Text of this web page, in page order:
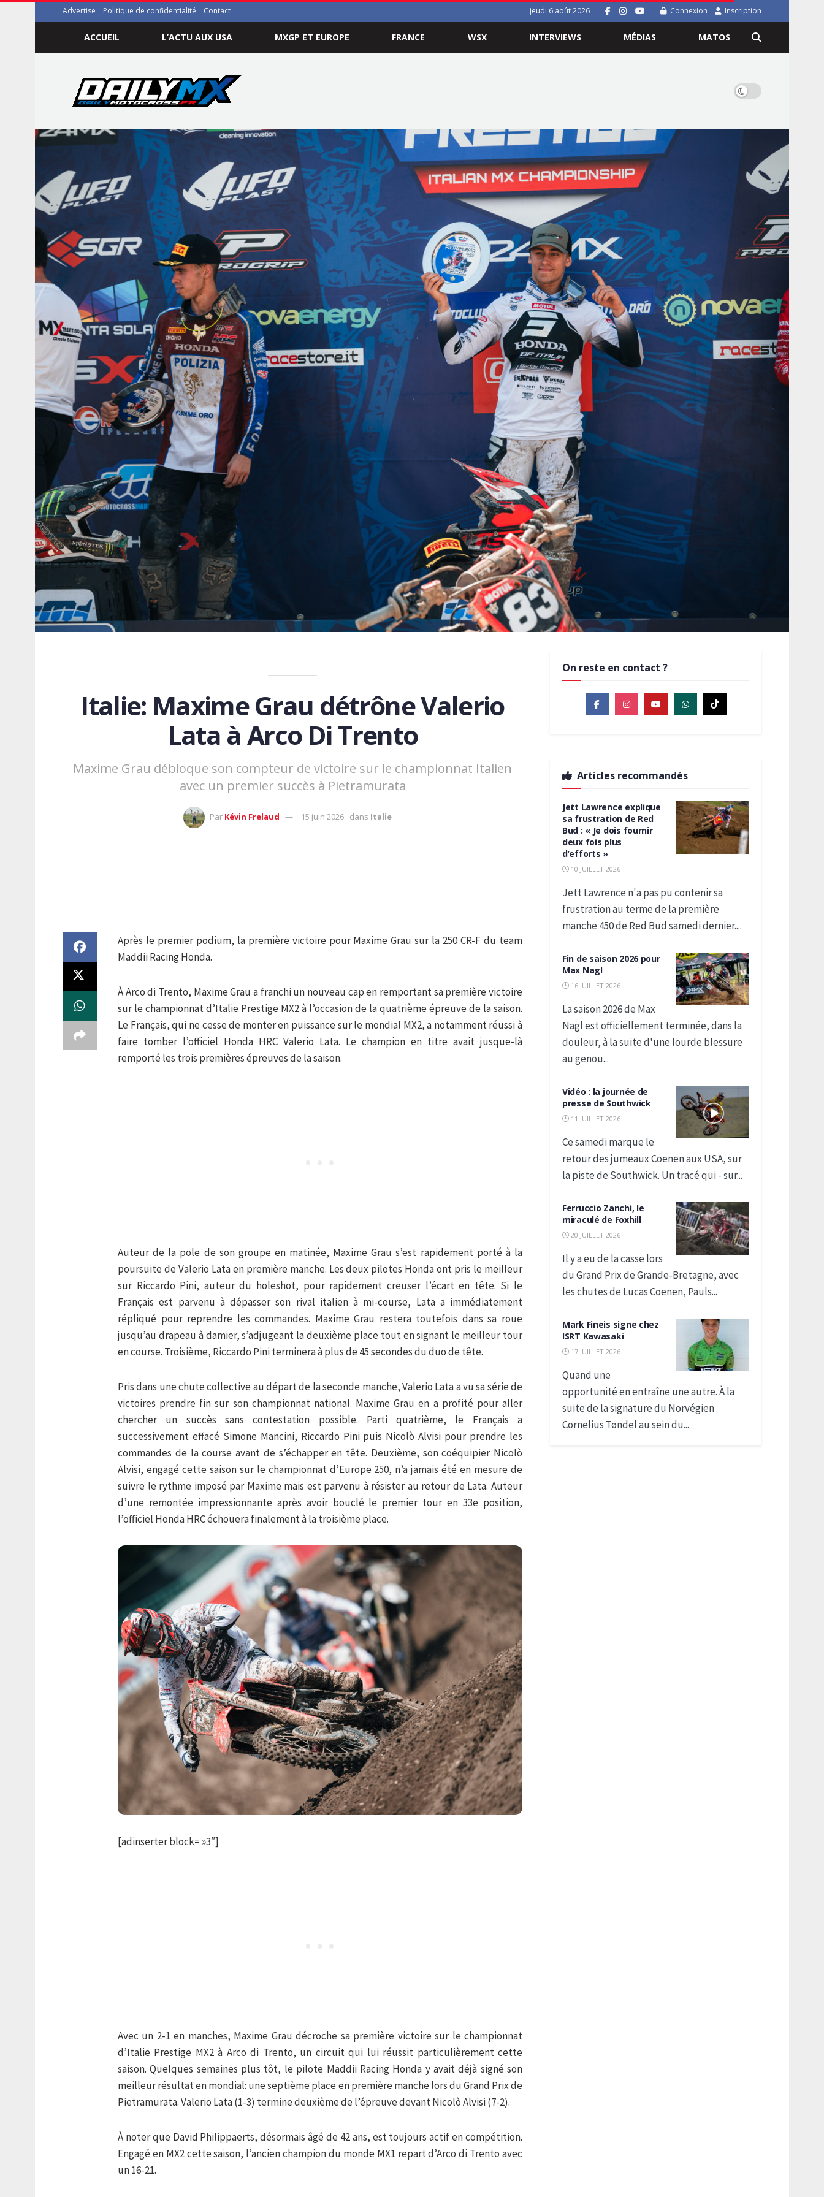
Advertise Politique de confidentialité Contact jeudi 6 août 2026 Connexion Inscription
ACCUEIL L’ACTU AUX USA MXGP ET EUROPE FRANCE WSX INTERVIEWS MÉDIAS MATOS
Italie: Maxime Grau détrône Valerio
Lata à Arco Di Trento
Maxime Grau débloque son compteur de victoire sur le championnat Italien
avec un premier succès à Pietramurata
Par Kévin Frelaud 15 juin 2026 dans Italie
Après le premier podium, la première victoire pour Maxime Grau sur la 250 CR-F du team
Maddii Racing Honda.
À Arco di Trento, Maxime Grau a franchi un nouveau cap en remportant sa première victoire
sur le championnat d’Italie Prestige MX2 à l’occasion de la quatrième épreuve de la saison.
Le Français, qui ne cesse de monter en puissance sur le mondial MX2, a notamment réussi à
faire tomber l’officiel Honda HRC Valerio Lata. Le champion en titre avait jusque-là
remporté les trois premières épreuves de la saison.
Auteur de la pole de son groupe en matinée, Maxime Grau s’est rapidement porté à la
poursuite de Valerio Lata en première manche. Les deux pilotes Honda ont pris le meilleur
sur Riccardo Pini, auteur du holeshot, pour rapidement creuser l’écart en tête. Si le
Français est parvenu à dépasser son rival italien à mi-course, Lata a immédiatement
répliqué pour reprendre les commandes. Maxime Grau restera toutefois dans sa roue
jusqu’au drapeau à damier, s’adjugeant la deuxième place tout en signant le meilleur tour
en course. Troisième, Riccardo Pini terminera à plus de 45 secondes du duo de tête.
Pris dans une chute collective au départ de la seconde manche, Valerio Lata a vu sa série de
victoires prendre fin sur son championnat national. Maxime Grau en a profité pour aller
chercher un succès sans contestation possible. Parti quatrième, le Français a
successivement effacé Simone Mancini, Riccardo Pini puis Nicolò Alvisi pour prendre les
commandes de la course avant de s’échapper en tête. Deuxième, son coéquipier Nicolò
Alvisi, engagé cette saison sur le championnat d’Europe 250, n’a jamais été en mesure de
suivre le rythme imposé par Maxime mais est parvenu à résister au retour de Lata. Auteur
d’une remontée impressionnante après avoir bouclé le premier tour en 33e position,
l’officiel Honda HRC échouera finalement à la troisième place.
[adinserter block= »3″]
Avec un 2-1 en manches, Maxime Grau décroche sa première victoire sur le championnat
d’Italie Prestige MX2 à Arco di Trento, un circuit qui lui réussit particulièrement cette
saison. Quelques semaines plus tôt, le pilote Maddii Racing Honda y avait déjà signé son
meilleur résultat en mondial: une septième place en première manche lors du Grand Prix de
Pietramurata. Valerio Lata (1-3) termine deuxième de l’épreuve devant Nicolò Alvisi (7-2).
À noter que David Philippaerts, désormais âgé de 42 ans, est toujours actif en compétition.
Engagé en MX2 cette saison, l’ancien champion du monde MX1 repart d’Arco di Trento avec
un 16-21.
On reste en contact ?
Articles recommandés
Jett Lawrence explique
sa frustration de Red
Bud : « Je dois fournir
deux fois plus
d’efforts »
10 JUILLET 2026
Jett Lawrence n'a pas pu contenir sa
frustration au terme de la première
manche 450 de Red Bud samedi dernier....
Fin de saison 2026 pour
Max Nagl
16 JUILLET 2026
La saison 2026 de Max
Nagl est officiellement terminée, dans la
douleur, à la suite d'une lourde blessure
au genou...
Vidéo : la journée de
presse de Southwick
11 JUILLET 2026
Ce samedi marque le
retour des jumeaux Coenen aux USA, sur
la piste de Southwick. Un tracé qui - sur...
Ferruccio Zanchi, le
miraculé de Foxhill
20 JUILLET 2026
Il y a eu de la casse lors
du Grand Prix de Grande-Bretagne, avec
les chutes de Lucas Coenen, Pauls...
Mark Fineis signe chez
ISRT Kawasaki
17 JUILLET 2026
Quand une
opportunité en entraîne une autre. À la
suite de la signature du Norvégien
Cornelius Tøndel au sein du...